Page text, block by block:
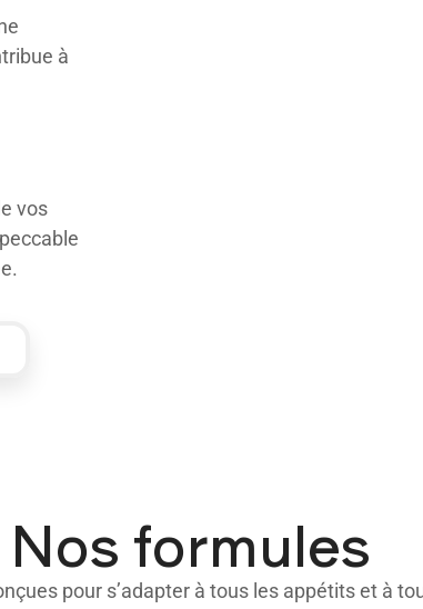
à
vos
Nos formules
pour s’adapter à tous les appétits et à